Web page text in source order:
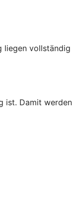
liegen vollständig
ist. Damit werden